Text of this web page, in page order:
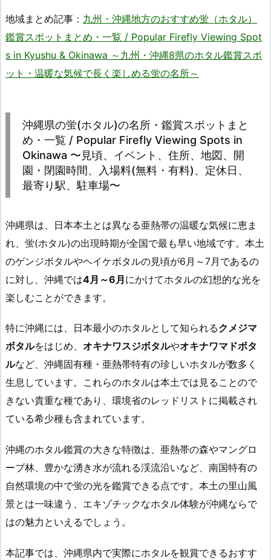
地域まとめ記事： 九州・沖縄地方のおすすめ蛍（ホタル）
鑑賞スポットまとめ・一覧 / Popular Firefly Viewing Spot
s in Kyushu & Okinawa ～九州・沖縄8県のホタル鑑賞スポ
ット・温暖な気候で長く楽しめる蛍の名所～
沖縄県の蛍(ホタル)の名所・鑑賞スポットまと
め・一覧 / Popular Firefly Viewing Spots in
Okinawa 〜見頃、イベント、住所、地図、開
園・閉園時間、入場料(無料・有料)、定休日、
最寄り駅、駐車場〜
沖縄県は、日本本土とは異なる亜熱帯の温暖な気候に恵ま
れ、蛍(ホタル)の出現時期が全国で最も早い地域です。本土
のゲンジボタルやヘイケボタルの見頃が6月～7月であるの
に対し、沖縄では4月～6月 にかけてホタルの幻想的な光を
楽しむことができます。
特に沖縄には、日本最小のホタルとして知られるクメジマ
ボタルをはじめ、 オキナワスジボタルやオキナワマドボタ
ルなど、沖縄固有種・亜熱帯特有の珍しいホタルが数多く
生息しています。これらのホタルは本土では見ることので
きない貴重な種であり、環境省のレッドリストに掲載され
ている希少種も含まれています。
沖縄のホタル鑑賞の大きな特徴は、亜熱帯の森やマングロ
ーブ林、豊かな湧き水が流れる渓流沿いなど、南国特有の
自然環境の中で蛍の光を鑑賞できる点です。本土の里山風
景とは一味違う、エキゾチックなホタル体験が沖縄ならで
はの魅力といえるでしょう。
本記事では、沖縄県内で実際にホタルを観賞できるおすす